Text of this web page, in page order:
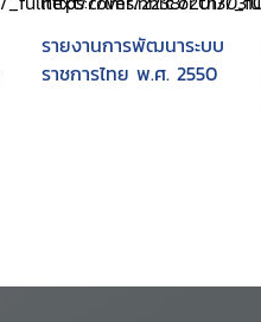
รายงานการพัฒนาระบบ
ราชการไทย พ.ศ. 2550